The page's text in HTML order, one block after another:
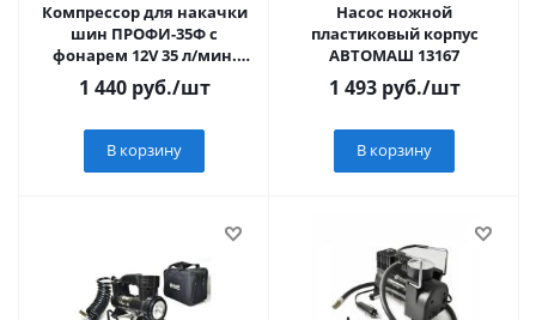
Компрессор для накачки
шин ПРОФИ-35Ф с
фонарем 12V 35 л/мин.
БелАК
1 440руб./шт
В корзину
Насос ножной
пластиковый корпус
АВТОМАШ 13167
1 493руб./шт
В корзину